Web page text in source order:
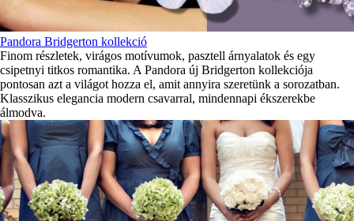
Pandora Bridgerton kollekció
Finom részletek, virágos motívumok, pasztell árnyalatok és egy
csipetnyi titkos romantika. A Pandora új Bridgerton kollekciója
pontosan azt a világot hozza el, amit annyira szeretünk a sorozatban.
Klasszikus elegancia modern csavarral, mindennapi ékszerekbe
álmodva.